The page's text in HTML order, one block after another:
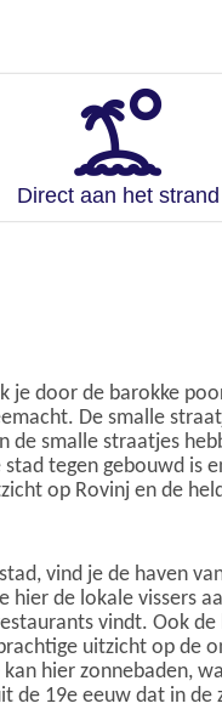
Direct aan het strand
je door de barokke
De smalle
smalle straatjes
tegen gebouwd is
op Rovinj en de
vind je de haven
hier de lokale vissers
vindt. Ook
uitzicht op de
hier zonnebaden,
19e eeuw dat in de